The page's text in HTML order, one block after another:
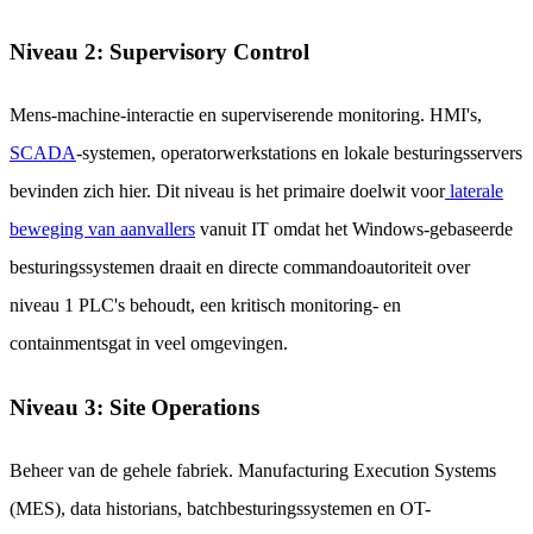
Niveau 2: Supervisory Control
Mens-machine-interactie en superviserende monitoring. HMI's,
SCADA-systemen, operatorwerkstations en lokale besturingsservers
bevinden zich hier. Dit niveau is het primaire doelwit voorlaterale
beweging van aanvallers vanuit IT omdat het Windows-gebaseerde
besturingssystemen draait en directe commandoautoriteit over
niveau 1 PLC's behoudt, een kritisch monitoring- en
containmentsgat in veel omgevingen.
Niveau 3: Site Operations
Beheer van de gehele fabriek. Manufacturing Execution Systems
(MES), data historians, batchbesturingssystemen en OT-